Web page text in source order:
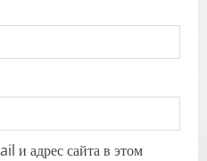
и адрес сайта в этом